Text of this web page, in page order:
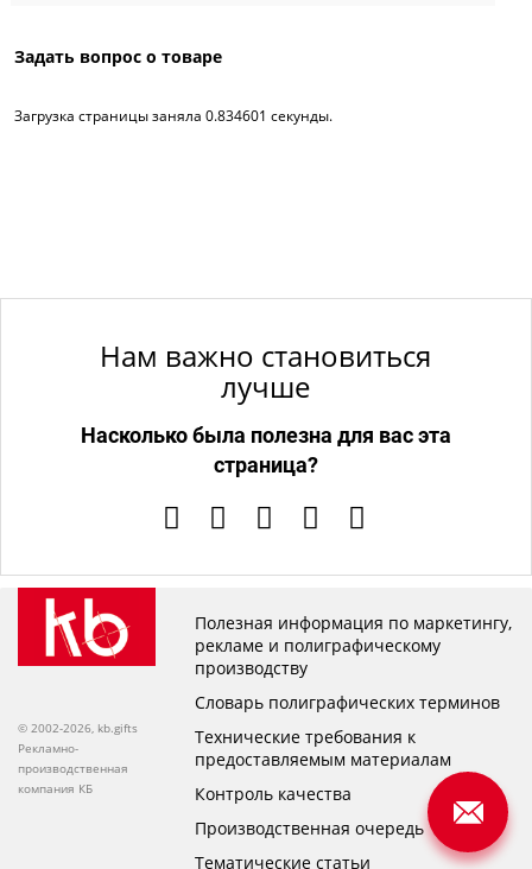
Задать вопрос о товаре
Загрузка страницы заняла 0.834601 секунды.
Нам важно становиться
лучше
Насколько была полезна для вас эта
страница?
© 2002-2026, kb.gifts
Рекламно-
производственная
компания КБ
Полезная информация по маркетингу,
рекламе и полиграфическому
производству
Словарь полиграфических терминов
Технические требования к
предоставляемым материалам
Контроль качества
Производственная очередь
Тематические статьи